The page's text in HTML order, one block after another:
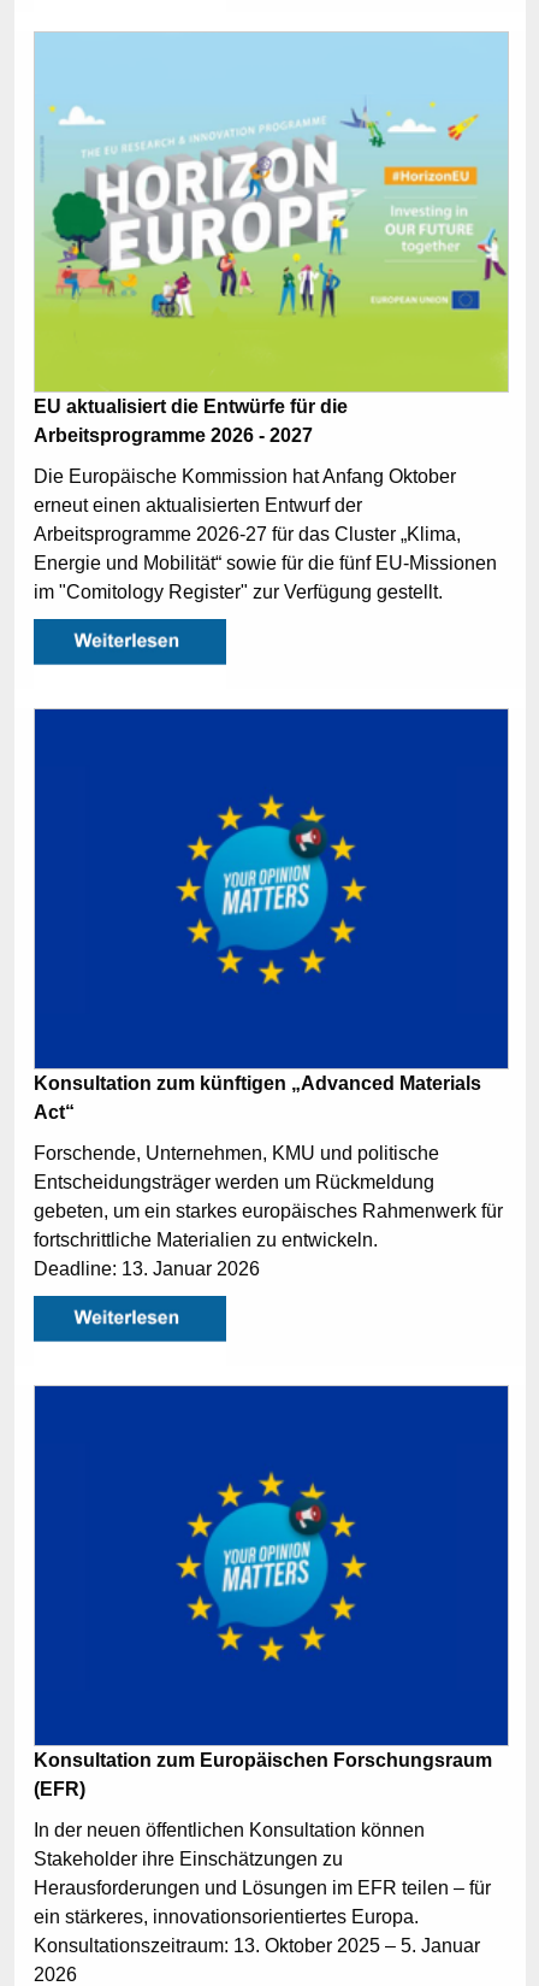
EU aktualisiert die Entwürfe für die
Arbeitsprogramme 2026 - 2027
Die Europäische Kommission hat Anfang Oktober
erneut einen aktualisierten Entwurf der
Arbeitsprogramme 2026-27 für das Cluster „Klima,
Energie und Mobilität“ sowie für die fünf EU-Missionen
im "Comitology Register" zur Verfügung gestellt.
Konsultation zum künftigen „Advanced Materials
Act“
Forschende, Unternehmen, KMU und politische
Entscheidungsträger werden um Rückmeldung
gebeten, um ein starkes europäisches Rahmenwerk für
fortschrittliche Materialien zu entwickeln.
Deadline: 13. Januar 2026
Konsultation zum Europäischen Forschungsraum
(EFR)
In der neuen öffentlichen Konsultation können
Stakeholder ihre Einschätzungen zu
Herausforderungen und Lösungen im EFR teilen – für
ein stärkeres, innovationsorientiertes Europa.
Konsultationszeitraum: 13. Oktober 2025 – 5. Januar
2026